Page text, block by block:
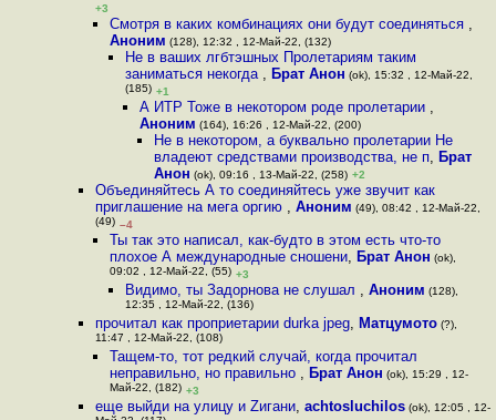
+3
Смотря в каких комбинациях они будут соединяться ,
Аноним (128), 12:32 , 12-Май-22, (132)
Не в ваших лгбтэшных Пролетариям таким
заниматься некогда , Брат Анон (ok), 15:32 , 12-Май-22,
(185) +1
А ИТР Тоже в некотором роде пролетарии ,
Аноним (164), 16:26 , 12-Май-22, (200)
Не в некотором, а буквально пролетарии Не
владеют средствами производства, не п, Брат
Анон (ok), 09:16 , 13-Май-22, (258) +2
Объединяйтесь А то соединяйтесь уже звучит как
приглашение на мега оргию , Аноним (49), 08:42 , 12-Май-22,
(49) –4
Ты так это написал, как-будто в этом есть что-то
плохое А международные сношени, Брат Анон (ok),
09:02 , 12-Май-22, (55) +3
Видимо, ты Задорнова не слушал , Аноним (128),
12:35 , 12-Май-22, (136)
прочитал как проприетарии durka jpeg, Матцумото(?),
11:47 , 12-Май-22, (108)
Тащем-то, тот редкий случай, когда прочитал
неправильно, но правильно , Брат Анон (ok), 15:29 , 12-
Май-22, (182) +3
еще выйди на улицу и Zигани, achtosluchilos(ok), 12:05 , 12-